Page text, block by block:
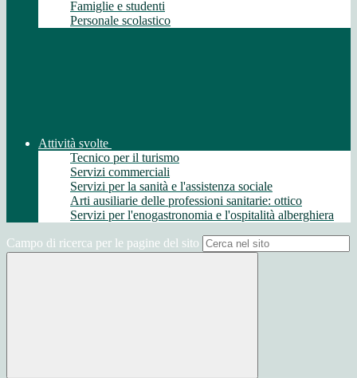
Famiglie e studenti
Personale scolastico
Attività svolte
Tecnico per il turismo
Servizi commerciali
Servizi per la sanità e l'assistenza sociale
Arti ausiliarie delle professioni sanitarie: ottico
Servizi per l'enogastronomia e l'ospitalità alberghiera
Campo di ricerca per le pagine del sito